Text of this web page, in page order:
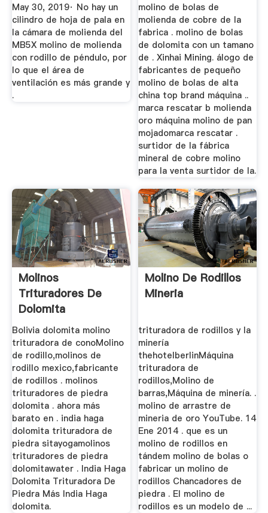
May 30, 2019· No hay un
cilindro de hoja de pala en
la cámara de molienda del
MB5X molino de molienda
con rodillo de péndulo, por
lo que el área de
ventilación es más grande y
.
molino de bolas de
molienda de cobre de la
fabrica . molino de bolas
de dolomita con un tamano
de . Xinhai Mining. álogo de
fabricantes de pequeño
molino de bolas de alta
china top brand máquina ..
marca rescatar b molienda
oro máquina molino de pan
mojadomarca rescatar .
surtidor de la fábrica
mineral de cobre molino
para la venta surtidor de la.
Molinos
Trituradores De
Dolomita
Bolivia dolomita molino
trituradora de conoMolino
de rodillo,molinos de
rodillo mexico,fabricante
de rodillos . molinos
trituradores de piedra
dolomita . ahora más
barato en . india haga
dolomita trituradora de
piedra sitayogamolinos
trituradores de piedra
dolomitawater . India Haga
Dolomita Trituradora De
Piedra Más India Haga
dolomita.
Molino De Rodillos
Mineria
trituradora de rodillos y la
minería
thehotelberlinMáquina
trituradora de
rodillos,Molino de
barras,Máquina de minería. .
molino de arrastre de
mineria de oro YouTube. 14
Ene 2014 . que es un
molino de rodillos en
tándem molino de bolas o
fabricar un molino de
rodillos Chancadores de
piedra . El molino de
rodillos es un modelo de ...